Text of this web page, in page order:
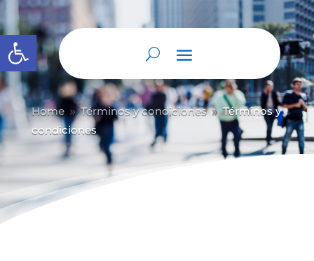
Abrir barra de herramientas
Home 9 Términos y condiciones 9 Términos y
condiciones